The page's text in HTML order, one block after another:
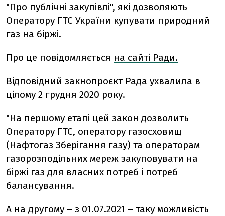
"Про публічні закупівлі", які дозволяють
Оператору ГТС України купувати природний
газ на біржі.
Про це повідомляється на сайті Ради.
Відповідний закнопроєкт Рада ухвалила в
цілому 2 грудня 2020 року.
"На першому етапі цей закон дозволить
Оператору ГТС, оператору газосховищ
(Нафтогаз Зберігання газу) та операторам
газорозподільних мереж закуповувати на
біржі газ для власних потреб і потреб
балансування.
А на другому – з 01.07.2021 – таку можливість